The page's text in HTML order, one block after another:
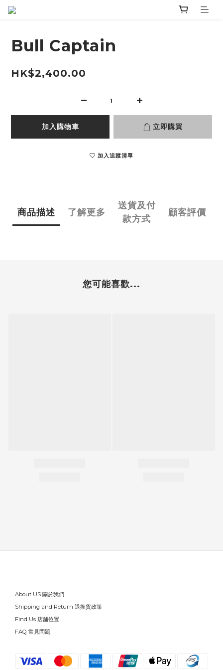
Bull Captain
HK$2,400.00
加入購物車 立即購買
加入追蹤清單
商品描述 了解更多
送貨及付
款方式
顧客評價
您可能喜歡...
About US 關於我們
Shipping and Return 退換貨政策
Find Us 店舖位置
FAQ 常見問題